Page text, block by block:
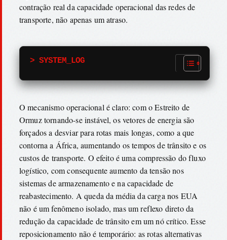
contração real da capacidade operacional das redes de
transporte, não apenas um atraso.
> SYSTEM_LOG
O mecanismo operacional é claro: com o Estreito de
Ormuz tornando-se instável, os vetores de energia são
forçados a desviar para rotas mais longas, como a que
contorna a África, aumentando os tempos de trânsito e os
custos de transporte. O efeito é uma compressão do fluxo
logístico, com consequente aumento da tensão nos
sistemas de armazenamento e na capacidade de
reabastecimento. A queda da média da carga nos EUA
não é um fenômeno isolado, mas um reflexo direto da
redução da capacidade de trânsito em um nó crítico. Esse
reposicionamento não é temporário: as rotas alternativas